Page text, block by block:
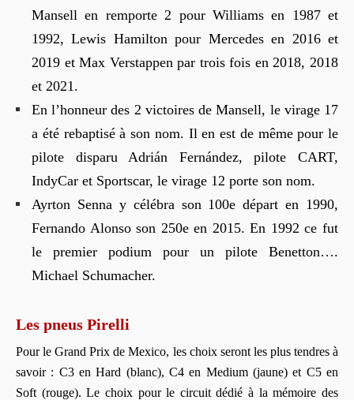
Mansell en remporte 2 pour Williams en 1987 et
1992, Lewis Hamilton pour Mercedes en 2016 et
2019 et Max Verstappen par trois fois en 2018, 2018
et 2021.
En l’honneur des 2 victoires de Mansell, le virage 17
a été rebaptisé à son nom. Il en est de même pour le
pilote disparu Adrián Fernández, pilote CART,
IndyCar et Sportscar, le virage 12 porte son nom.
Ayrton Senna y célébra son 100e départ en 1990,
Fernando Alonso son 250e en 2015. En 1992 ce fut
le premier podium pour un pilote Benetton….
Michael Schumacher.
Les pneus Pirelli
Pour le Grand Prix de Mexico, les choix seront les plus tendres à
savoir : C3 en Hard (blanc), C4 en Medium (jaune) et C5 en
Soft (rouge). Le choix pour le circuit dédié à la mémoire des